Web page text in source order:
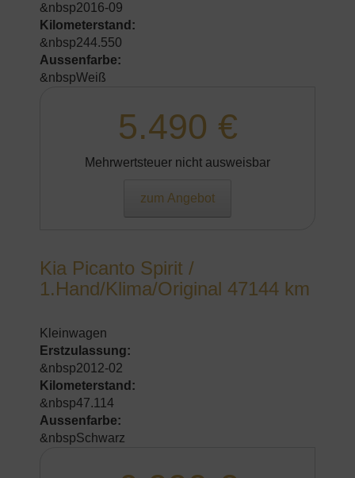
&nbsp2016-09
Kilometerstand:
&nbsp244.550
Aussenfarbe:
&nbspWeiß
5.490 €
Mehrwertsteuer nicht ausweisbar
zum Angebot
Kia Picanto Spirit /
1.Hand/Klima/Original 47144 km
Kleinwagen
Erstzulassung:
&nbsp2012-02
Kilometerstand:
&nbsp47.114
Aussenfarbe:
&nbspSchwarz